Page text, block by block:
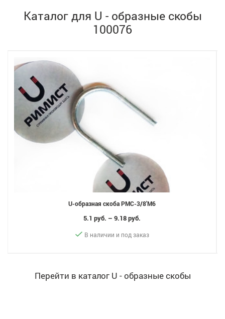
Каталог для U - образные скобы
100076
U-образная скоба РМС-3/8'М6
5.1 руб. – 9.18 руб.
В наличии и под заказ
Перейти в каталог U - образные скобы